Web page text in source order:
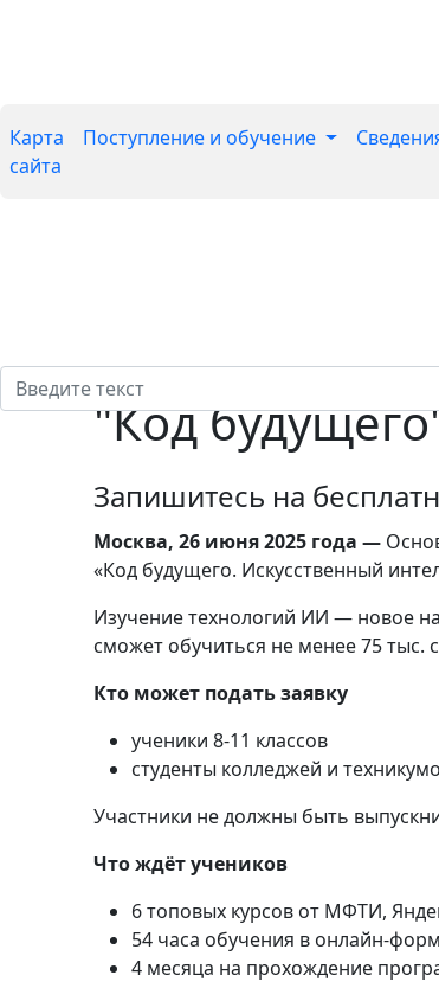
Карта
сайта
Поступление и обучение
"Код
Запишитесь на
Москва, 26 июня 2025 года —
«Код будущего. Искусственный
Изучение технологий ИИ — новое
сможет обучиться не менее 75 тыс.
Кто может подать заявку
ученики 8-11 классов
студенты колледжей и
Участники не должны быть
Что ждёт учеников
6 топовых курсов от МФТИ,
54 часа обучения в онлайн-
4 месяца на прохождение